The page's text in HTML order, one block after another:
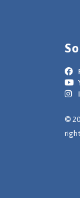
©